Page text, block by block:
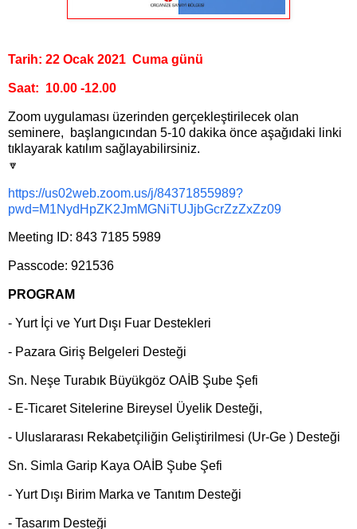
Tarih: 22 Ocak 2021 Cuma günü
Saat: 10.00 -12.00
Zoom uygulaması üzerinden gerçekleştirilecek olan
seminere, başlangıcından 5-10 dakika önce aşağıdaki linki
tıklayarak katılım sağlayabilirsiniz.
🔽
https://us02web.zoom.us/j/84371855989?
pwd=M1NydHpZK2JmMGNiTUJjbGcrZzZxZz09
Meeting ID: 843 7185 5989
Passcode: 921536
PROGRAM
- Yurt İçi ve Yurt Dışı Fuar Destekleri
- Pazara Giriş Belgeleri Desteği
Sn. Neşe Turabık Büyükgöz OAİB Şube Şefi
- E-Ticaret Sitelerine Bireysel Üyelik Desteği,
- Uluslararası Rekabetçiliğin Geliştirilmesi (Ur-Ge ) Desteği
Sn. Simla Garip Kaya OAİB Şube Şefi
- Yurt Dışı Birim Marka ve Tanıtım Desteği
- Tasarım Desteği